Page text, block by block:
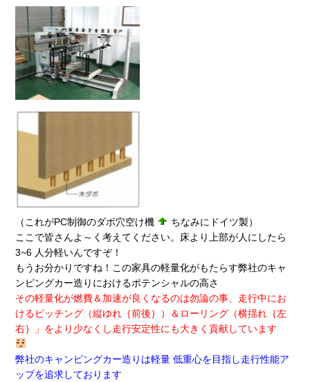
（これがPC制御のダボ穴空け機
ちなみにドイツ製）
ここで皆さんよ～く考えてください。床より上部が人にしたら
3~6 人分軽いんですぞ！
もうお分かりですね！この家具の軽量化がもたらす弊社のキャ
ンピングカー造りにおけるポテンシャルの高さ
その軽量化が燃費＆加速が良くなるのは勿論の事、走行中にお
けるピッチング（縦ゆれ｛前後｝）＆ローリング（横揺れ｛左
右｝」をより少なくし走行安定性にも大きく貢献しています
弊社のキャンピングカー造りは軽量 低重心を目指し走行性能ア
ップを追求しております